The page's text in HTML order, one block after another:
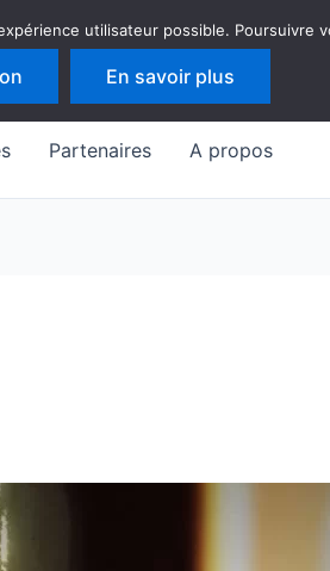
Partenaires A propos
utilisateur possible. Poursuivre
En savoir plus